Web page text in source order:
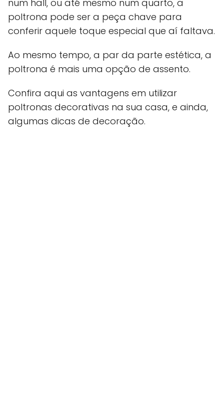
num hall, ou até mesmo num quarto, a
poltrona pode ser a peça chave para
conferir aquele toque especial que aí faltava.
Ao mesmo tempo, a par da parte estética, a
poltrona é mais uma opção de assento.
Confira aqui as vantagens em utilizar
poltronas decorativas na sua casa, e ainda,
algumas dicas de decoração.